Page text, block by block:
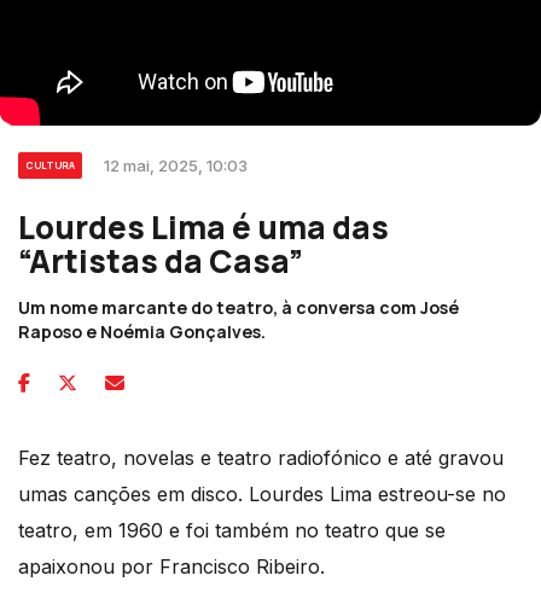
CULTURA 12 mai, 2025, 10:03
Lourdes Lima é uma das
“Artistas da Casa”
Um nome marcante do teatro, à conversa com José
Raposo e Noémia Gonçalves.
Fez teatro, novelas e teatro radiofónico e até gravou
umas canções em disco. Lourdes Lima estreou-se no
teatro, em 1960 e foi também no teatro que se
apaixonou por Francisco Ribeiro.